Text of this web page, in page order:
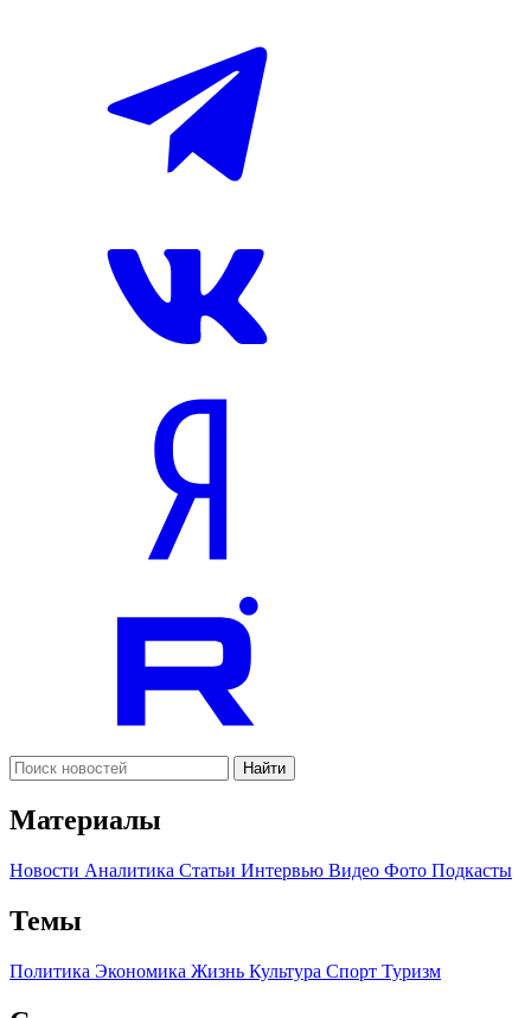
Найти
Материалы
Новости Аналитика Статьи Интервью Видео Фото Подкасты
Темы
Политика Экономика Жизнь Культура Спорт Туризм